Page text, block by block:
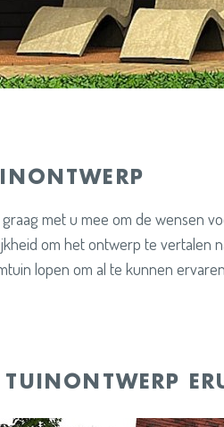
met u mee om de wensen
om het ontwerp te vertalen
lopen om al te kunnen
TUINONTWERP